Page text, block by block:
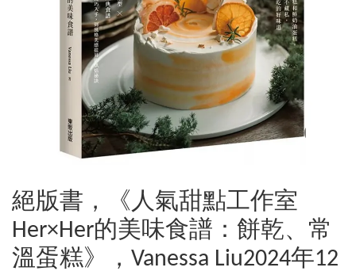
絕版書，《人氣甜點工作室
Her×Her的美味食譜：餅乾、常
溫蛋糕》，Vanessa Liu2024年12